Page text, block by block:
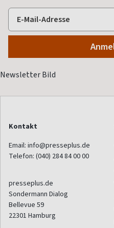
Kontakt
Email: info@presseplus.de
Telefon: (040) 284 84 00 00
presseplus.de
Sondermann Dialog
Bellevue 59
22301 Hamburg